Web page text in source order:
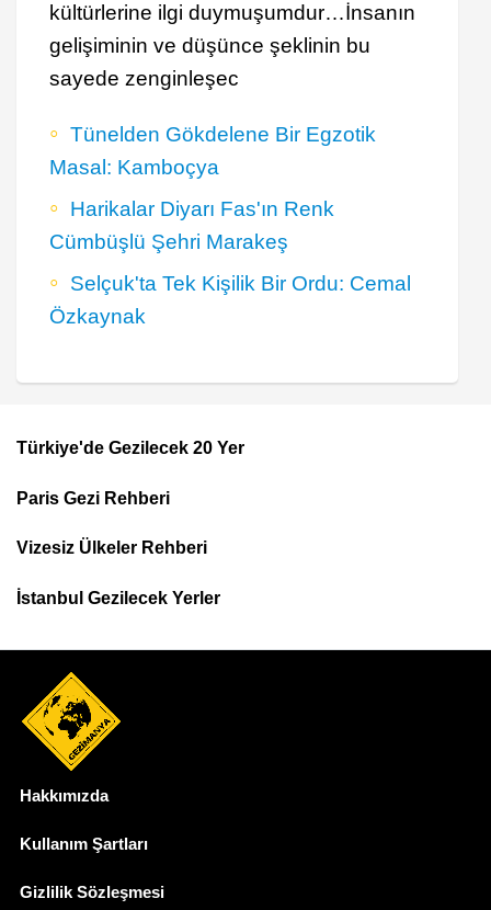
kültürlerine ilgi duymuşumdur…İnsanın
gelişiminin ve düşünce şeklinin bu
sayede zenginleşec
Tünelden Gökdelene Bir Egzotik
Masal: Kamboçya
Harikalar Diyarı Fas'ın Renk
Cümbüşlü Şehri Marakeş
Selçuk'ta Tek Kişilik Bir Ordu: Cemal
Özkaynak
Footer
Top
Menu
Türkiye'de Gezilecek 20 Yer
Paris Gezi Rehberi
Vizesiz Ülkeler Rehberi
İstanbul Gezilecek Yerler
Hakkımızda
Kullanım Şartları
Gizlilik Sözleşmesi